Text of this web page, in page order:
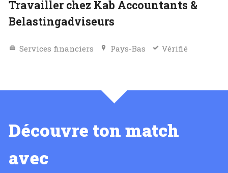
Travailler chez Kab Accountants &
Belastingadviseurs
Services financiers Pays-Bas Vérifié
Découvre ton match
avec